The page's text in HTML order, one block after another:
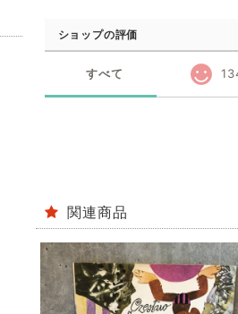
ショップの評価
すべて
関連商品